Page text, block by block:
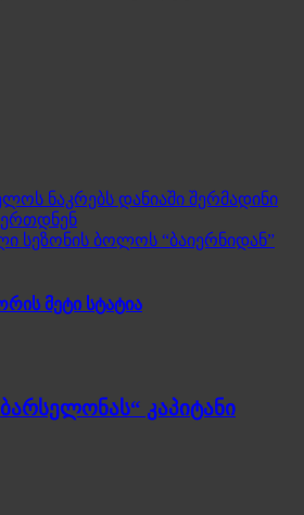
ნაკრებს დანიაში შერმადინი
სეზონის ბოლოს “ბაიერნიდან”
მეტი სტატია
კაპიტანი